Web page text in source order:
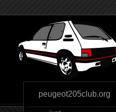
peugeot205club.org